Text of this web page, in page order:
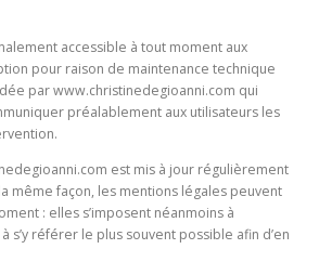
accessible à tout moment aux
pour raison de maintenance technique
par www.christinedegioanni.com qui
préalablement aux utilisateurs les
est mis à jour régulièrement
même façon, les mentions légales peuvent
: elles s’imposent néanmoins à
s’y référer le plus souvent possible afin d’en